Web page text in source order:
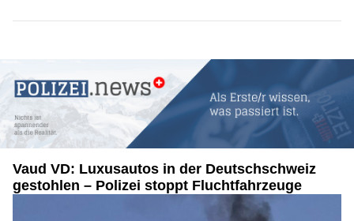
Vaud VD: Luxusautos in der Deutschschweiz
gestohlen – Polizei stoppt Fluchtfahrzeuge